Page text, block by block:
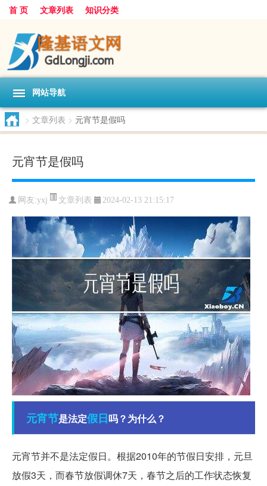
首 页 文章列表 知识分类
网站导航
> 文章列表 > 元宵节是假吗
元宵节是假吗
网友:yxj 文章列表 2024-02-13 21:15:17
元宵节是法定假日吗？为什么？
元宵节并不是法定假日。根据2010年的节假日安排，元旦
放假3天，而春节放假调休7天，春节之后的工作状态恢复